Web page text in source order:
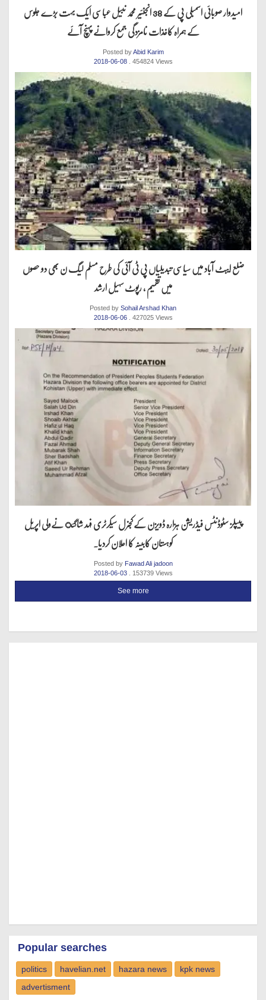
امیدوار صوبائی اسمبلی پی کے 38 انجنئیر محمد نبیل عباسی ایک بہت بڑے جلوس
کے ہمراہ کاغذات نامزدگی جمع کروانے پہنچ آئے
Posted byAbid Karim
2018-06-08 . 454824 Views
ضلع ایبٹ آباد میں سیاسی تبدیلیاں پی ٹی آئی کی طرح مسلم لیگ ن بھی دو حصوں
میں تقسیم ، رپوٹ سہیل ارشد
Posted by Sohail Arshad Khan
2018-06-06
. 427025 Views
پیپلز سٹوڈنٹس فیڈریشن ہزارہ ڈویزن کےکجنرل سیکرٹری فہد شاگئ نےولی اپریل
کوہستان کابینہ کا اعلان کردیا۔
Posted by Fawad Ali jadoon
2018-06-03 . 153739 Views
See more
Popular searches
politics havelian.net hazara news
kpk news
advertisment